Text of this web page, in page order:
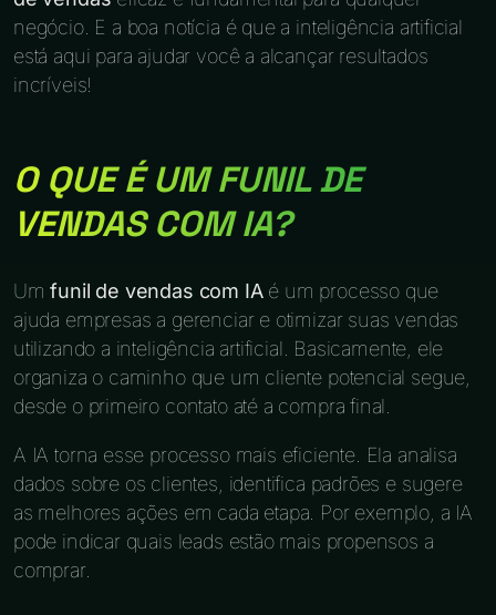
negócio. E a boa notícia é que a inteligência artificial
está aqui para ajudar você a alcançar resultados
incríveis!
O QUE É UM FUNIL DE
VENDAS COM IA?
Umfunil de vendas com IAé um processo que
ajuda empresas a gerenciar e otimizar suas vendas
utilizando a inteligência artificial. Basicamente, ele
organiza o caminho que um cliente potencial segue,
desde o primeiro contato até a compra final.
A IA torna esse processo mais eficiente. Ela analisa
dados sobre os clientes, identifica padrões e sugere
as melhores ações em cada etapa. Por exemplo, a IA
pode indicar quais leads estão mais propensos a
comprar.